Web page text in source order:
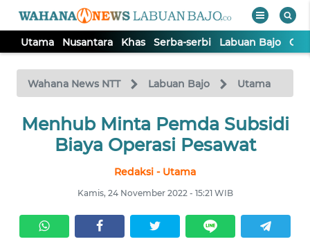
Utama Nusantara Khas Serba-serbi Labuan Bajo
Wahana News NTT Labuan Bajo Utama
Menhub Minta Pemda Subsidi
Biaya Operasi Pesawat
Redaksi - Utama
Kamis, 24 November 2022 - 15:21 WIB
TV
Tutup
UTAMA
SERBA-